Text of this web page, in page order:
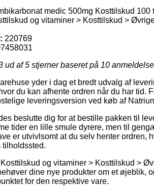
medic 500mg Kosttilskud 100
og vitaminer > Kosttilskud >
220769
ud af 5 stjerner baseret på 10
yder i dag et bredt udvalg af
du kan afhente ordren når du har
leveringsversion ved køb af
beslutte dig for at bestille pakken til
tider en lille smule dyrere, men til
er utvivlsomt at du selv henter
og vitaminer > Kosttilskud >
dine nye produkter om et øjeblik,
for den respektive vare.